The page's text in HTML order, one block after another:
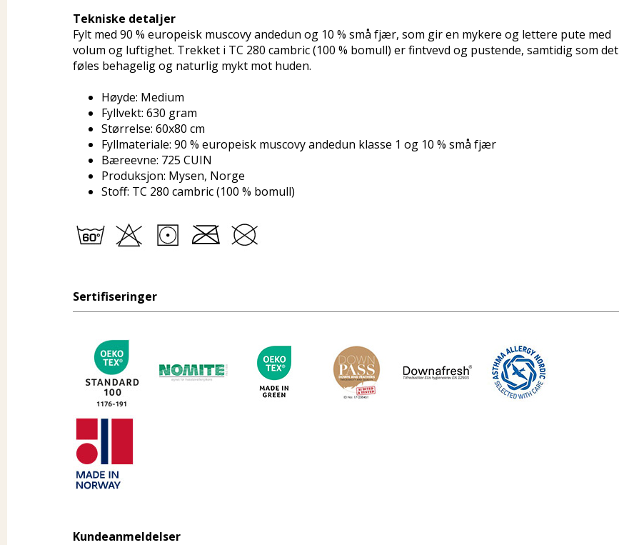
Tekniske detaljer
Fylt med 90 % europeisk muscovy andedun og 10 % små fjær, som gir en mykere og lettere pute med
volum og luftighet. Trekket i TC 280 cambric (100 % bomull) er fintvevd og pustende, samtidig som det
føles behagelig og naturlig mykt mot huden.
Høyde: Medium
Fyllvekt: 630 gram
Størrelse: 60x80 cm
Fyllmateriale: 90 % europeisk muscovy andedun klasse 1 og 10 % små fjær
Bæreevne: 725 CUIN
Produksjon: Mysen, Norge
Stoff: TC 280 cambric (100 % bomull)
Sertifiseringer
Kundeanmeldelser